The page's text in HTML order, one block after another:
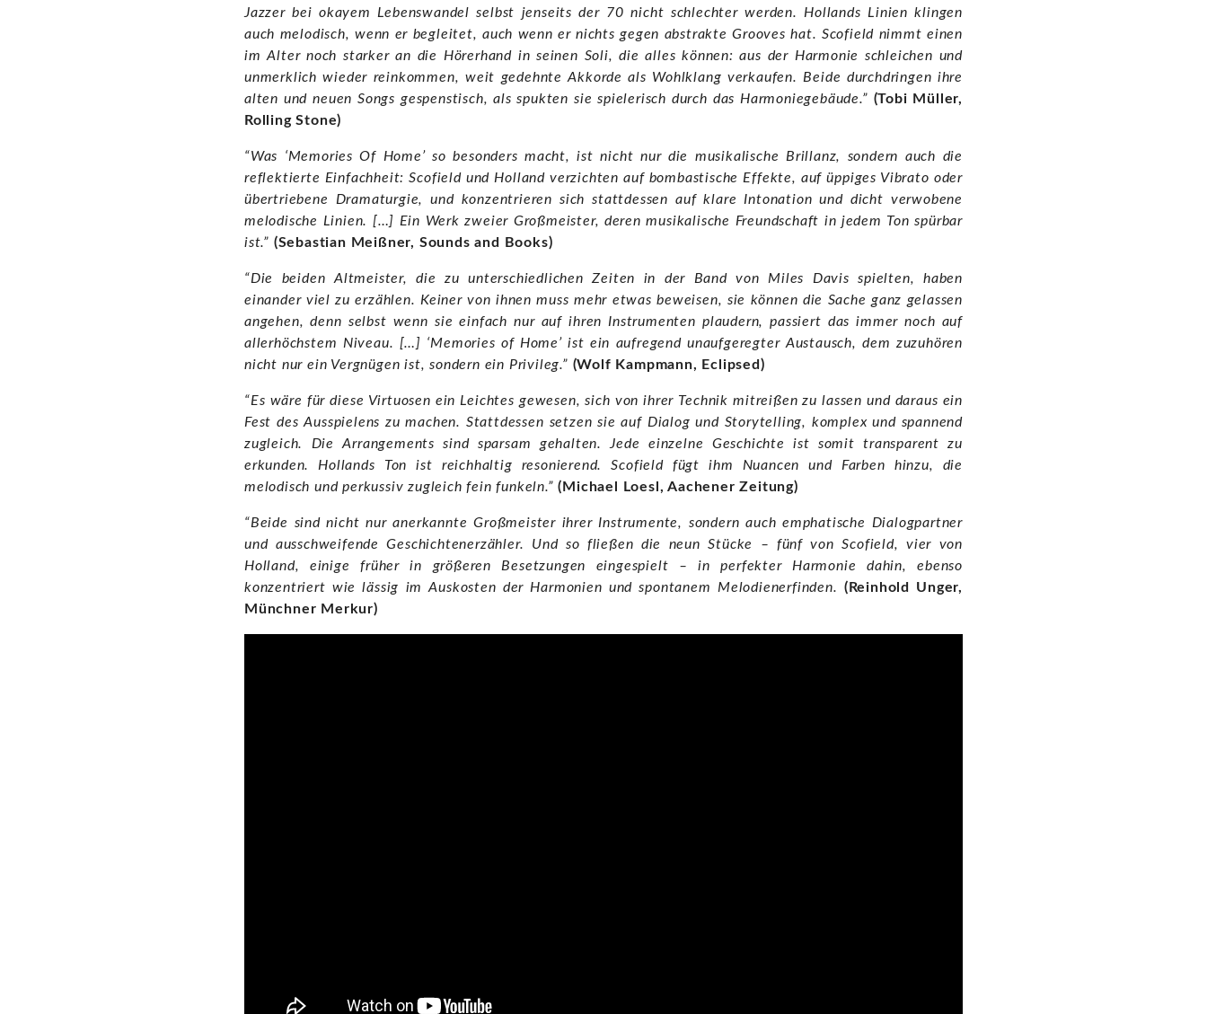
Jazzer bei okayem Lebenswandel selbst jenseits der 70 nicht schlechter werden. Hollands Linien klingen
auch melodisch, wenn er begleitet, auch wenn er nichts gegen abstrakte Grooves hat. Scofield nimmt einen
im Alter noch starker an die Hörerhand in seinen Soli, die alles können: aus der Harmonie schleichen und
unmerklich wieder reinkommen, weit gedehnte Akkorde als Wohlklang verkaufen. Beide durchdringen ihre
alten und neuen Songs gespenstisch, als spukten sie spielerisch durch das Harmoniegebäude.” (Tobi Müller,
Rolling Stone)
“Was ‘Memories Of Home’ so besonders macht, ist nicht nur die musikalische Brillanz, sondern auch die
reflektierte Einfachheit: Scofield und Holland verzichten auf bombastische Effekte, auf üppiges Vibrato oder
übertriebene Dramaturgie, und konzentrieren sich stattdessen auf klare Intonation und dicht verwobene
melodische Linien. […] Ein Werk zweier Großmeister, deren musikalische Freundschaft in jedem Ton spürbar
ist.” (Sebastian Meißner, Sounds and Books)
“Die beiden Altmeister, die zu unterschiedlichen Zeiten in der Band von Miles Davis spielten, haben
einander viel zu erzählen. Keiner von ihnen muss mehr etwas beweisen, sie können die Sache ganz gelassen
angehen, denn selbst wenn sie einfach nur auf ihren Instrumenten plaudern, passiert das immer noch auf
allerhöchstem Niveau. […] ‘Memories of Home’ ist ein aufregend unaufgeregter Austausch, dem zuzuhören
nicht nur ein Vergnügen ist, sondern ein Privileg.” (Wolf Kampmann, Eclipsed)
“Es wäre für diese Virtuosen ein Leichtes gewesen, sich von ihrer Technik mitreißen zu lassen und daraus ein
Fest des Ausspielens zu machen. Stattdessen setzen sie auf Dialog und Storytelling, komplex und spannend
zugleich. Die Arrangements sind sparsam gehalten. Jede einzelne Geschichte ist somit transparent zu
erkunden. Hollands Ton ist reichhaltig resonierend. Scofield fügt ihm Nuancen und Farben hinzu, die
melodisch und perkussiv zugleich fein funkeln.” (Michael Loesl, Aachener Zeitung)
“Beide sind nicht nur anerkannte Großmeister ihrer Instrumente, sondern auch emphatische Dialogpartner
und ausschweifende Geschichtenerzähler. Und so fließen die neun Stücke – fünf von Scofield, vier von
Holland, einige früher in größeren Besetzungen eingespielt – in perfekter Harmonie dahin, ebenso
konzentriert wie lässig im Auskosten der Harmonien und spontanem Melodienerfinden. (Reinhold Unger,
Münchner Merkur)